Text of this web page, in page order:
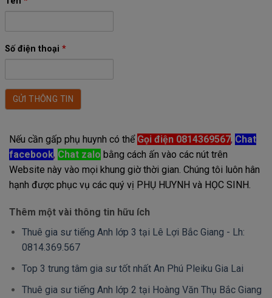
Số điện thoại *
Nếu cần gấp phụ huynh có thể Gọi điện 0814369567, Chat
facebook, Chat zalo bằng cách ấn vào các nút trên
Website này vào mọi khung giờ thời gian. Chúng tôi luôn hân
hạnh được phục vụ các quý vị PHỤ HUYNH và HỌC SINH.
Thêm một vài thông tin hữu ích
Thuê gia sư tiếng Anh lớp 3 tại Lê Lợi Bắc Giang - Lh:
0814.369.567
Top 3 trung tâm gia sư tốt nhất An Phú Pleiku Gia Lai
Thuê gia sư tiếng Anh lớp 2 tại Hoàng Văn Thụ Bắc Giang